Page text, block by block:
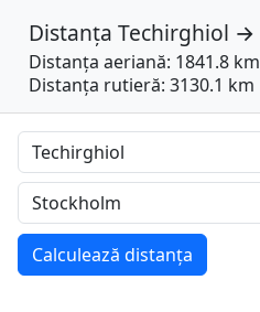
Distanța Techirghiol →
Distanța aeriană: 1841.8 km
Distanța rutieră: 3130.1 km
Calculează distanța